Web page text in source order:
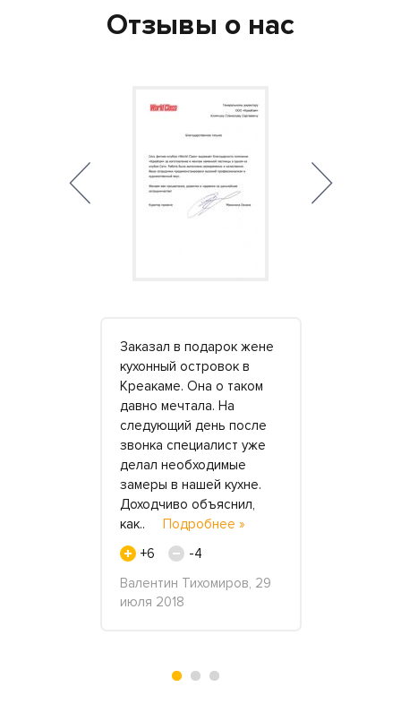
Отзывы о нас
Заказал в подарок жене
кухонный островок в
Креакаме. Она о таком
давно мечтала. На
следующий день после
звонка специалист уже
делал необходимые
замеры в нашей кухне.
Доходчиво объяснил,
как.. Подробнее »
+6
-4
Валентин Тихомиров, 29
июля 2018